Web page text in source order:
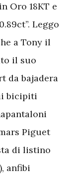
Oro 18KT e
Leggo
a Tony il
il suo
da bajadera
bicipiti
Piguet
di listino
anfibi